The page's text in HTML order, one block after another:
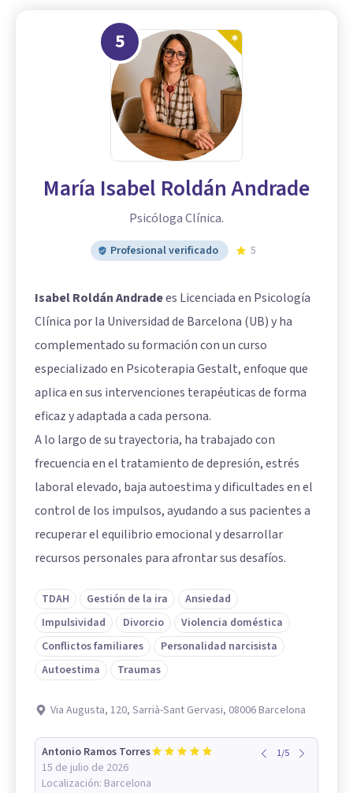
5
María Isabel Roldán Andrade
Psicóloga Clínica.
Profesional verificado 5
Isabel Roldán Andradees Licenciada en Psicología
Clínica por la Universidad de Barcelona (UB) y ha
complementado su formación con un curso
especializado en Psicoterapia Gestalt, enfoque que
aplica en sus intervenciones terapéuticas de forma
eficaz y adaptada a cada persona.
A lo largo de su trayectoria, ha trabajado con
frecuencia en el tratamiento de depresión, estrés
laboral elevado, baja autoestima y dificultades en el
control de los impulsos, ayudando a sus pacientes a
recuperar el equilibrio emocional y desarrollar
recursos personales para afrontar sus desafíos.
TDAH Gestión de la ira
Ansiedad
Impulsividad
Divorcio
Violencia doméstica
Conflictos familiares
Personalidad narcisista
Autoestima
Traumas
Via Augusta, 120, Sarrià-Sant Gervasi, 08006 Barcelona
Antonio Ramos Torres
15 de julio de 2026
Localización: Barcelona
1/5